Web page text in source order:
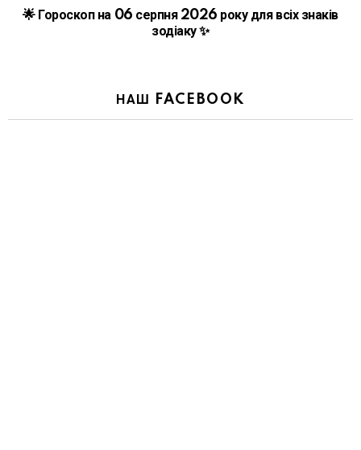
🌟 Гороскоп на 06 серпня 2026 року для всіх знаків
зодіаку ✨
НАШ FACEBOOK